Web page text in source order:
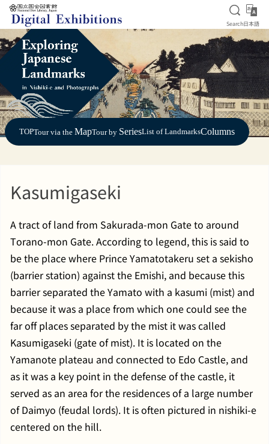
Jump to main content
Open
Search 日
日本語
TOPTour via the MapTour by SeriesList of LandmarksColumns
Kasumigaseki
A tract of land from Sakurada-mon Gate to around
Torano-mon Gate. According to legend, this is said to
be the place where Prince Yamatotakeru set a sekisho
(barrier station) against the Emishi, and because this
barrier separated the Yamato with a kasumi (mist) and
because it was a place from which one could see the
far off places separated by the mist it was called
Kasumigaseki (gate of mist). It is located on the
Yamanote plateau and connected to Edo Castle, and
as it was a key point in the defense of the castle, it
served as an area for the residences of a large number
of Daimyo (feudal lords). It is often pictured in nishiki-e
centered on the hill.